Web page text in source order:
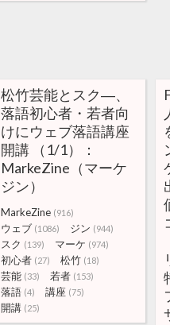
松竹芸能とスク―、
落語初心者・若者向
けにウェブ落語講座
開講 （1/1）：
MarkeZine（マーケ
ジン）
MarkeZine (916)
ウェブ (1086) ジン (944)
スク (139) マーケ (974)
初心者 (27) 松竹 (18)
芸能 (33) 若者 (153)
落語 (4) 講座 (75)
開講 (25)